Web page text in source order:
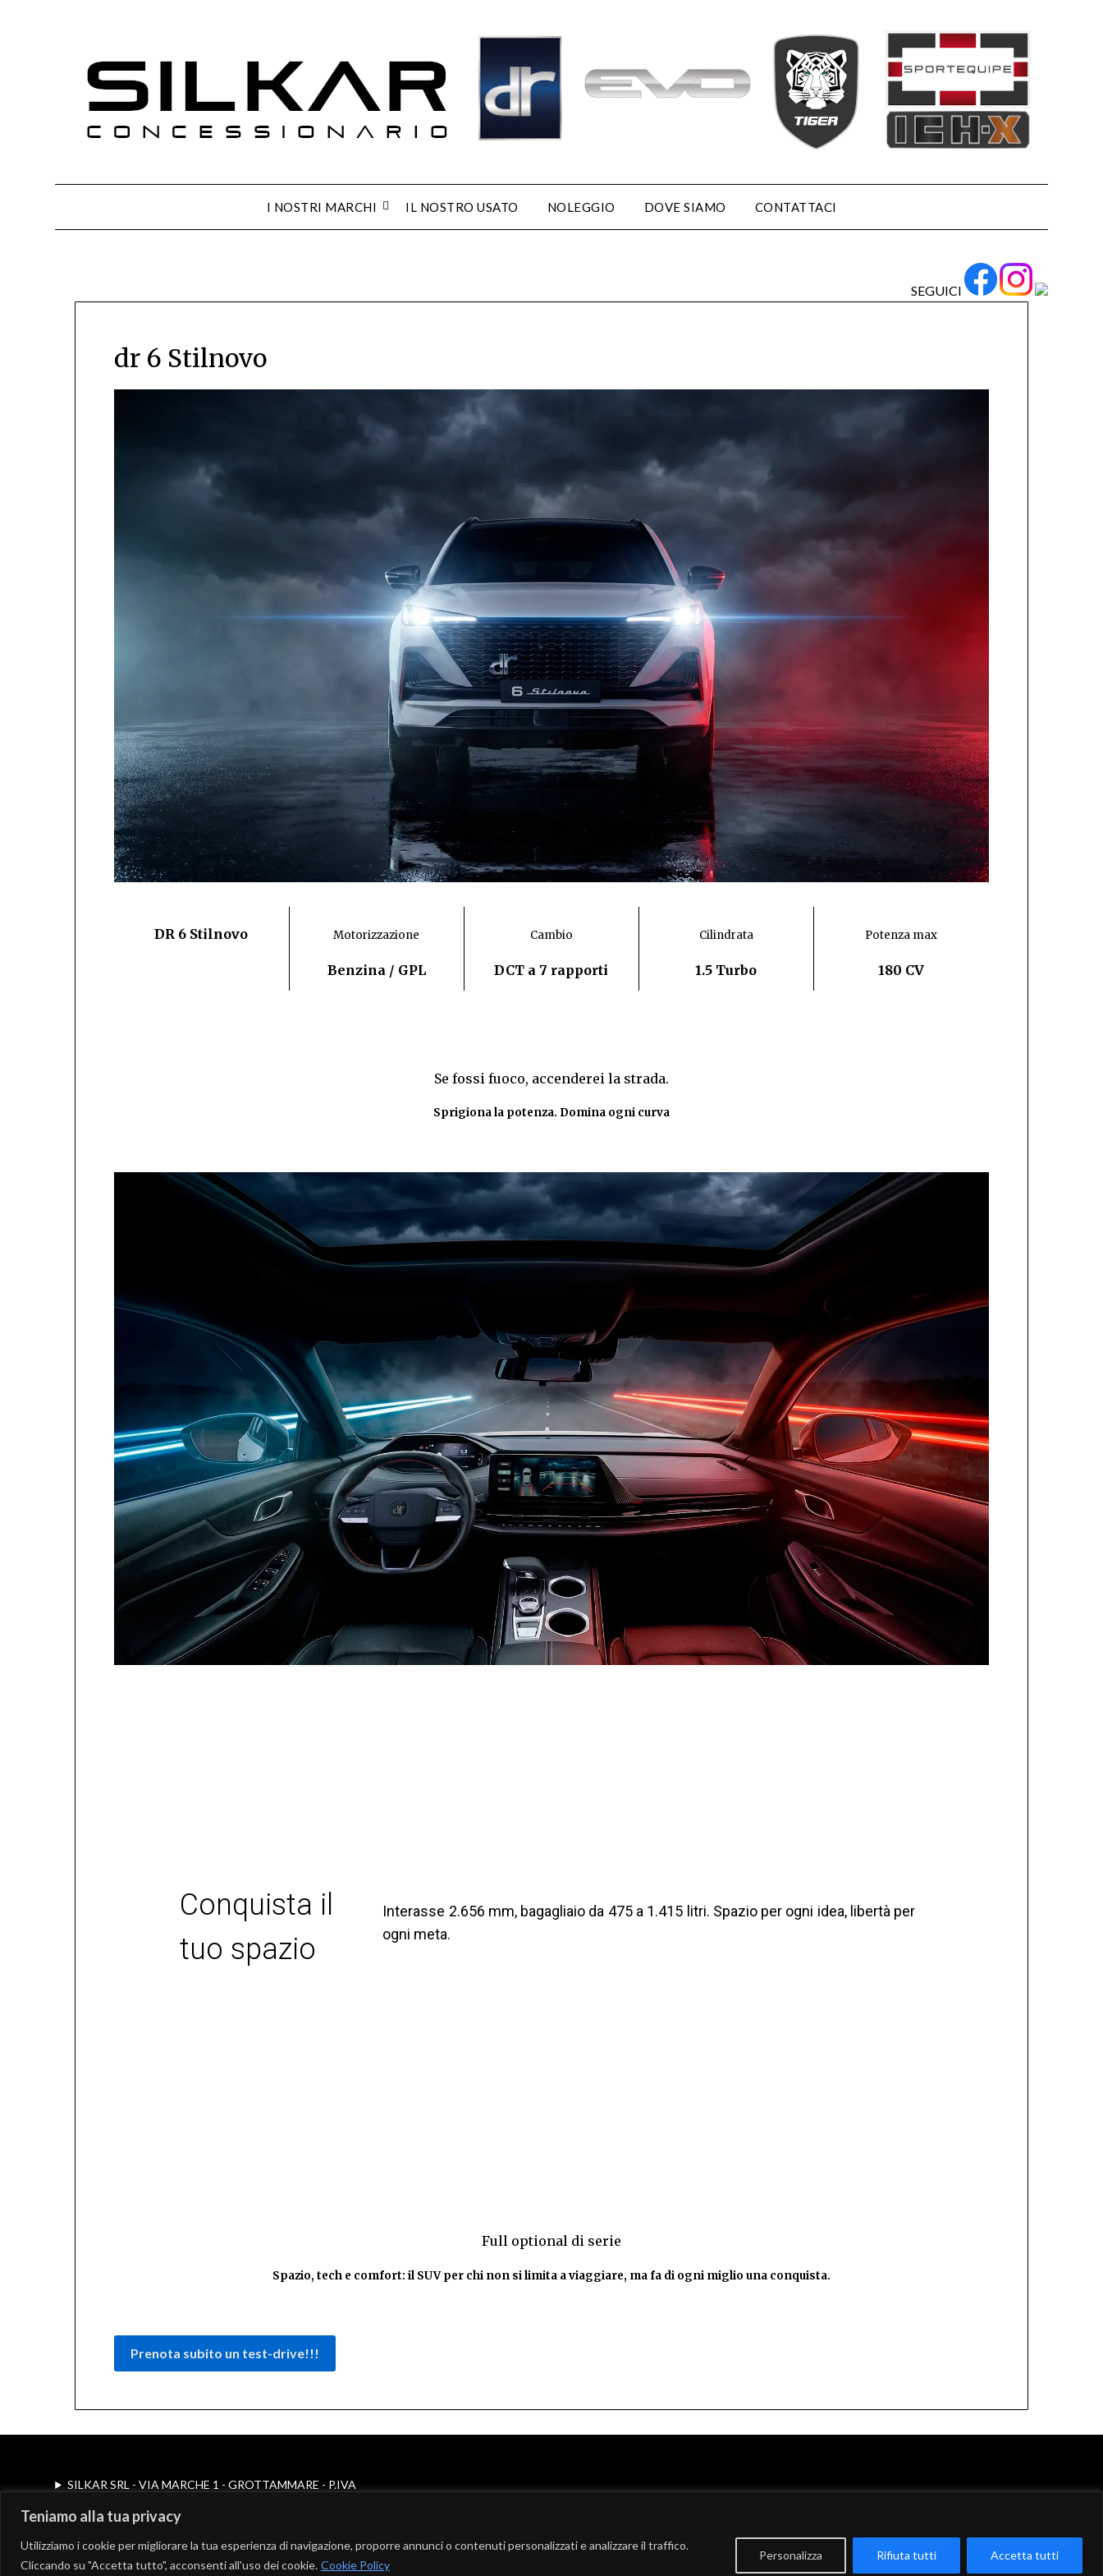
Teniamo alla tua privacy
Utilizziamo i cookie per migliorare la tua esperienza di navigazione, proporre annunci o contenuti personalizzati e analizzare il traffico.
Cliccando su "Accetta tutto", acconsenti all'uso dei cookie. Cookie Policy
Personalizza Rifiuta tutti Accetta tutti
I NOSTRI MARCHI IL NOSTRO USATO NOLEGGIO DOVE SIAMO CONTATTACI
SEGUICI
dr 6 Stilnovo
DR 6 Stilnovo Motorizzazione
Benzina / GPL
Cambio
DCT a 7 rapporti
Cilindrata
1.5 Turbo
Potenza max
180 CV
Se fossi fuoco, accenderei la strada.
Sprigiona la potenza. Domina ogni curva
prestazioni
180 CV e 300 Nm di coppia, cambio 7 DCT, modalità Sport. Più respiro sì, ma con lo
stesso fuoco.
Full optional di serie
Spazio, tech e comfort: il SUV per chi non si limita a viaggiare, ma fa di ogni miglio una conquista.
Prenota subito un test-drive!!!
SILKAR SRL - VIA MARCHE 1 - GROTTAMMARE - P.IVA
© 2026 Silkar | Powered by Minimalist Blog WordPress
Theme